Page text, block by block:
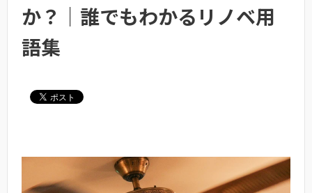
か？｜誰でもわかるリノベ用
語集